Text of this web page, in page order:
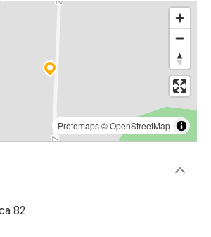
Protomaps©OpenStreetMap
82